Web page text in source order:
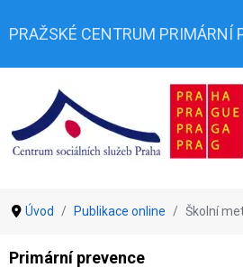
PRAŽSKÉ CENTRUM PRIMÁRNÍ
Úvod Publikace online Školní
Primární prevence